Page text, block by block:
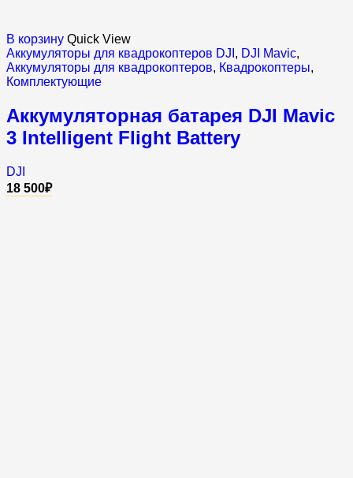
В корзину Quick View
Аккумуляторы для квадрокоптеров DJI , DJI Mavic,
Аккумуляторы для квадрокоптеров, Квадрокоптеры,
Комплектующие
Аккумуляторная батарея DJI Mavic
3 Intelligent Flight Battery
DJI
18 500₽